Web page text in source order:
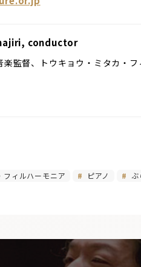
conductor
監督、トウキョウ・ミタカ・
フィルハーモニア ピアノ ぶ